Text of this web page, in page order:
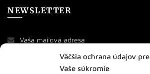
Väčšia ochrana údajov pre
Vaše súkromie
NEWSLETTER